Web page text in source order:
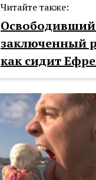
Читайте также:
заключенный
как сидит